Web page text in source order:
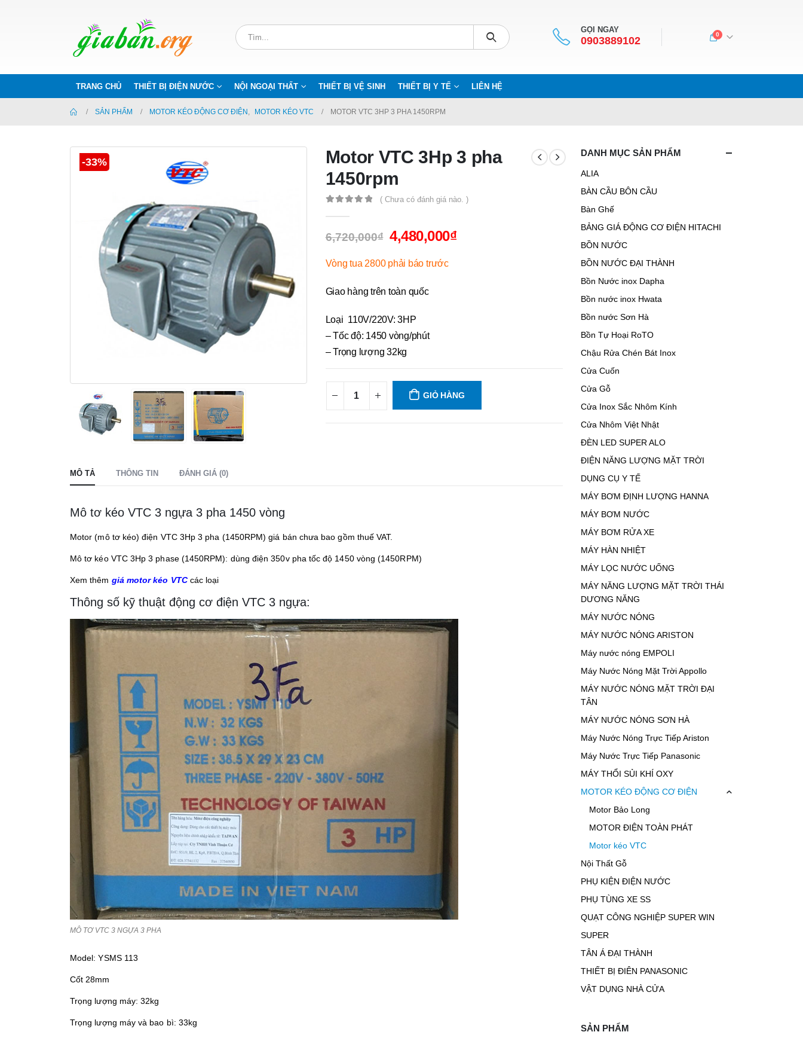
GỌI NGAY
0903889102
0
TRANG CHỦ THIẾT BỊ ĐIỆN NƯỚC NỘI NGOẠI THẤT THIẾT BỊ VỆ SINH THIẾT BỊ Y TẾ LIÊN HỆ
SẢN PHẨM MOTOR KÉO ĐỘNG CƠ ĐIỆN , MOTOR KÉO VTC MOTOR VTC 3HP 3 PHA 1450RPM
-33%
Motor VTC 3Hp 3 pha
1450rpm
( Chưa có đánh giá nào. )
6,720,000₫ 4,480,000₫
Vòng tua 2800 phải báo trước
Giao hàng trên toàn quốc
Loại 110V/220V: 3HP
– Tốc độ: 1450 vòng/phút
– Trọng lượng 32kg
GIỎ HÀNG
MÔ TẢ THÔNG TIN ĐÁNH GIÁ (0)
Mô tơ kéo VTC 3 ngựa 3 pha 1450 vòng
Motor (mô tơ kéo) điện VTC 3Hp 3 pha (1450RPM) giá bán chưa bao gồm thuế VAT.
Mô tơ kéo VTC 3Hp 3 phase (1450RPM): dùng điện 350v pha tốc độ 1450 vòng (1450RPM)
Xem thêm giá motor kéo VTCcác loại
Thông số kỹ thuật động cơ điện VTC 3 ngựa:
MÔ TƠ VTC 3 NGỰA 3 PHA
Model: YSMS 113
Cốt 28mm
Trọng lượng máy: 32kg
Trọng lượng máy và bao bì: 33kg
DANH MỤC SẢN PHẨM
ALIA
BÀN CẦU BÔN CẦU
Bàn Ghế
BẢNG GIÁ ĐỘNG CƠ ĐIỆN HITACHI
BỒN NƯỚC
BỒN NƯỚC ĐẠI THÀNH
Bồn Nước inox Dapha
Bồn nước inox Hwata
Bồn nước Sơn Hà
Bồn Tự Hoại RoTO
Chậu Rửa Chén Bát Inox
Cửa Cuốn
Cửa Gỗ
Cửa Inox Sắc Nhôm Kính
Cửa Nhôm Việt Nhật
ĐÈN LED SUPER ALO
ĐIỆN NĂNG LƯỢNG MẶT TRỜI
DỤNG CỤ Y TẾ
MÁY BƠM ĐỊNH LƯỢNG HANNA
MÁY BƠM NƯỚC
MÁY BƠM RỬA XE
MÁY HÀN NHIỆT
MÁY LỌC NƯỚC UỐNG
MÁY NĂNG LƯỢNG MẶT TRỜI THÁI
DƯƠNG NĂNG
MÁY NƯỚC NÓNG
MÁY NƯỚC NÓNG ARISTON
Máy nước nóng EMPOLI
Máy Nước Nóng Mặt Trời Appollo
MÁY NƯỚC NÓNG MẶT TRỜI ĐẠI
TÂN
MÁY NƯỚC NÓNG SƠN HÀ
Máy Nước Nóng Trực Tiếp Ariston
Máy Nước Trực Tiếp Panasonic
MÁY THỔI SỦI KHÍ OXY
MOTOR KÉO ĐỘNG CƠ ĐIỆN
Motor Bảo Long
MOTOR ĐIỆN TOÀN PHÁT
Motor kéo VTC
Nội Thất Gỗ
PHỤ KIỆN ĐIỆN NƯỚC
PHỤ TÙNG XE SS
QUẠT CÔNG NGHIỆP SUPER WIN
SUPER
TÂN Á ĐẠI THÀNH
THIẾT BỊ ĐIÊN PANASONIC
VẬT DỤNG NHÀ CỬA
SẢN PHẨM